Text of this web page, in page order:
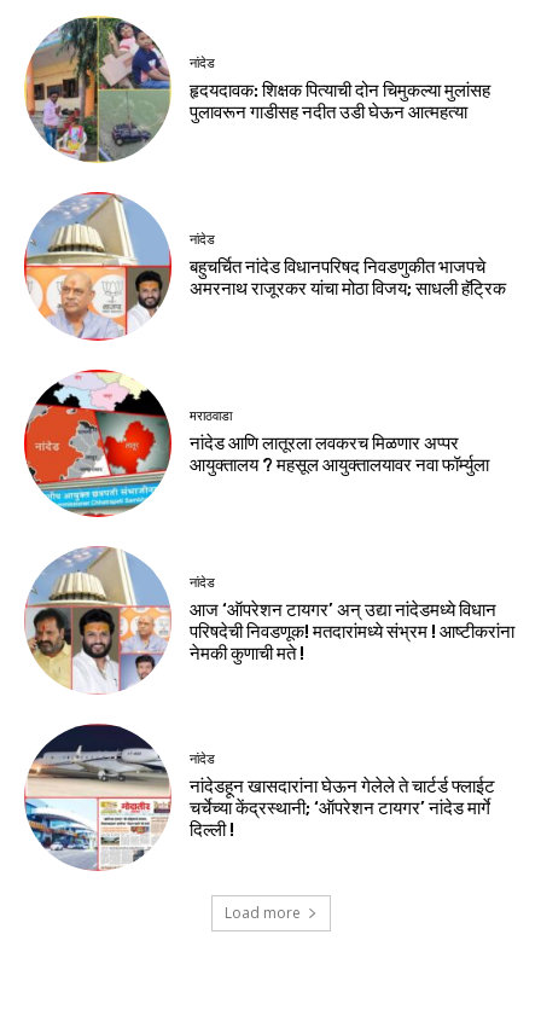
नांदेड
हृदयदावक: शिक्षक पित्याची दोन चिमुकल्या मुलांसह
पुलावरून गाडीसह नदीत उडी घेऊन आत्महत्या
नांदेड
बहुचर्चित नांदेड विधानपरिषद निवडणुकीत भाजपचे
अमरनाथ राजूरकर यांचा मोठा विजय; साधली हॅट्रिक
मराठवाडा
नांदेड आणि लातूरला लवकरच मिळणार अप्पर
आयुक्तालय ? महसूल आयुक्तालयावर नवा फॉर्म्युला
नांदेड
आज ‘ऑपरेशन टायगर’ अन् उद्या नांदेडमध्ये विधान
परिषदेची निवडणूक! मतदारांमध्ये संभ्रम ! आष्टीकरांना
नेमकी कुणाची मते !
नांदेड
नांदेडहून खासदारांना घेऊन गेलेले ते चार्टर्ड फ्लाईट
चर्चेच्या केंद्रस्थानी; ‘ऑपरेशन टायगर’ नांदेड मार्गे
दिल्ली !
Load more